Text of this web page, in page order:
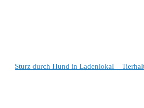
Sturz durch Hund in Ladenlokal –